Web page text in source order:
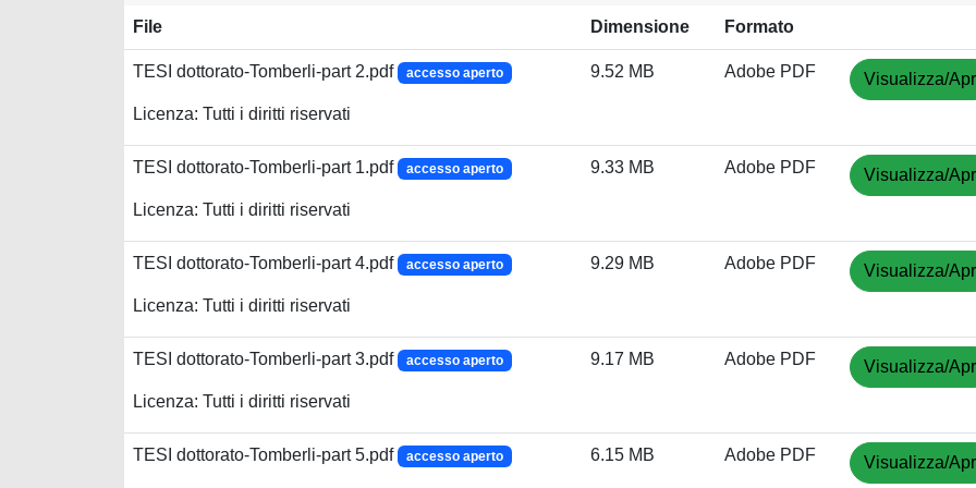
File Dimensione Formato
TESI dottorato-Tomberli-part 2.pdf accesso aperto
Licenza: Tutti i diritti riservati
9.52 MB Adobe PDF Visualizza/
TESI dottorato-Tomberli-part 1.pdf accesso aperto
Licenza: Tutti i diritti riservati
9.33 MB Adobe PDF Visualizza/
TESI dottorato-Tomberli-part 4.pdf accesso aperto
Licenza: Tutti i diritti riservati
9.29 MB Adobe PDF Visualizza/
TESI dottorato-Tomberli-part 3.pdf accesso aperto
Licenza: Tutti i diritti riservati
9.17 MB Adobe PDF Visualizza/
TESI dottorato-Tomberli-part 5.pdf accesso aperto 6.15 MB Adobe PDF Visualizza/